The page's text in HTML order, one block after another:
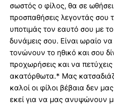
σωστός ο φίλος, θα σε
προσπαθήσεις λεγοντάς σου
υποτιμάς τον εαυτό σου με
δυνάμεις σου. Είναι ωραίο
τονώνουν το ηθικό και σου
προχωρήσεις και να
ακατόρθωτα.* Μας
καλοί οι φίλοι βέβαια δεν
εκεί για να μας ανυψώνουν